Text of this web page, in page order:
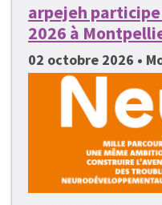
arpejeh
2026 à
02 octobre 2026 •